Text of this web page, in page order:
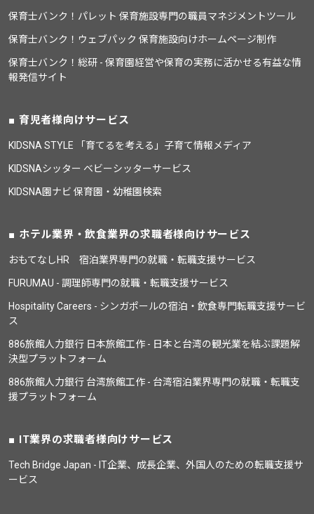
保育士バンク！パレット 保育施設専門の職員マネジメントツール
保育士バンク！ウェブパック 保育施設向けホームページ制作
保育士バンク！総研 - 保育園経営や保育の実務に活かせる有益な情
報発信サイト
育児者様向けサービス
KIDSNA STYLE 「育てるを考える」子育て情報メディア
KIDSNAシッター ベビーシッターサービス
KIDSNA園ナビ 保育園・幼稚園検索
ホテル業界・飲食業界の求職者様向けサービス
おもてなしHR 宿泊業界専門の就職・転職支援サービス
FURUMAU - 調理師専門の就職・転職支援サービス
Hospitality Careers - シンガポールの宿泊・飲食専門転職支援サービ
ス
886旅館人力銀行 日本旅館工作 - 日本と台湾の観光業を結ぶ課題解
決型プラットフォーム
886旅館人力銀行 台湾旅館工作 - 台湾宿泊業界専門の就職・転職支
援プラットフォーム
IT業界の求職者様向けサービス
Tech Bridge Japan - IT企業、成長企業、外国人のための転職支援サ
ービス